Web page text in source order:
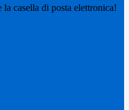
casella di posta elettronica!